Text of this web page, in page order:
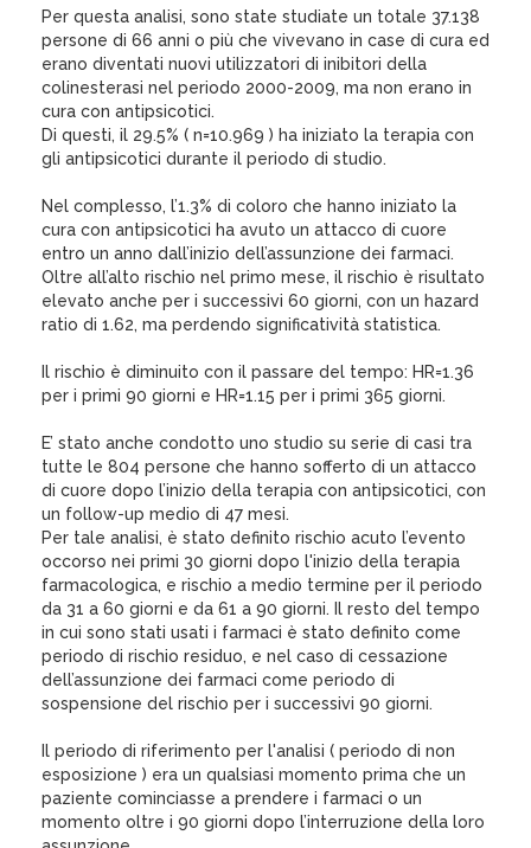
Per questa analisi, sono state studiate un totale 37.138
persone di 66 anni o più che vivevano in case di cura ed
erano diventati nuovi utilizzatori di inibitori della
colinesterasi nel periodo 2000-2009, ma non erano in
cura con antipsicotici.
Di questi, il 29.5% ( n=10.969 ) ha iniziato la terapia con
gli antipsicotici durante il periodo di studio.
Nel complesso, l’1.3% di coloro che hanno iniziato la
cura con antipsicotici ha avuto un attacco di cuore
entro un anno dall’inizio dell’assunzione dei farmaci.
Oltre all’alto rischio nel primo mese, il rischio è risultato
elevato anche per i successivi 60 giorni, con un hazard
ratio di 1.62, ma perdendo significatività statistica.
Il rischio è diminuito con il passare del tempo: HR=1.36
per i primi 90 giorni e HR=1.15 per i primi 365 giorni.
E’ stato anche condotto uno studio su serie di casi tra
tutte le 804 persone che hanno sofferto di un attacco
di cuore dopo l’inizio della terapia con antipsicotici, con
un follow-up medio di 47 mesi.
Per tale analisi, è stato definito rischio acuto l’evento
occorso nei primi 30 giorni dopo l'inizio della terapia
farmacologica, e rischio a medio termine per il periodo
da 31 a 60 giorni e da 61 a 90 giorni. Il resto del tempo
in cui sono stati usati i farmaci è stato definito come
periodo di rischio residuo, e nel caso di cessazione
dell’assunzione dei farmaci come periodo di
sospensione del rischio per i successivi 90 giorni.
Il periodo di riferimento per l'analisi ( periodo di non
esposizione ) era un qualsiasi momento prima che un
paziente cominciasse a prendere i farmaci o un
momento oltre i 90 giorni dopo l’interruzione della loro